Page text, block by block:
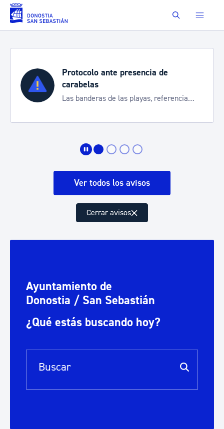
Saltar al contenido principal Buscar
Semana Grande 2026
Cortes de tráfico y servicios
de transporte
Ver todos los avisos
Cerrar avisos
Ayuntamiento de
Donostia / San Sebastián
¿Qué estás buscando hoy?
Barra de búsqueda